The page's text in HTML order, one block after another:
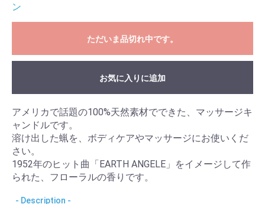
ン
ただいま品切れ中です。
お気に入りに追加
アメリカで話題の100%天然素材でできた、マッサージキ
ャンドルです。
溶け出した蝋を、ボディケアやマッサージにお使いくだ
さい。
1952年のヒット曲「EARTH ANGELE」をイメージして作
られた、フローラルの香りです。